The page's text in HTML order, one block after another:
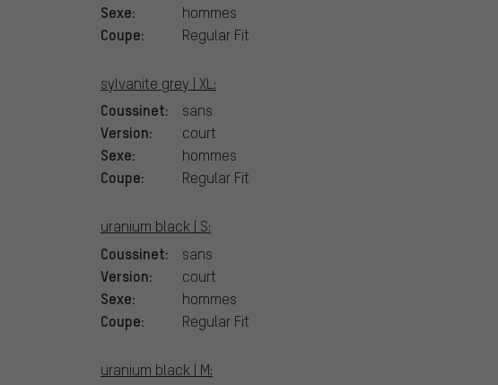
Sexe: hommes
Coupe: Regular Fit
sylvanite grey | XL:
Coussinet: sans
Version: court
Sexe: hommes
Coupe: Regular Fit
uranium black | S:
Coussinet: sans
Version: court
Sexe: hommes
Coupe: Regular Fit
uranium black | M: